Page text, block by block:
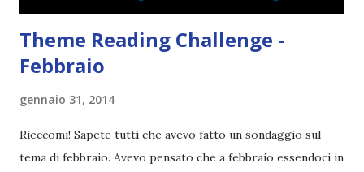
Theme Reading Challenge -
Febbraio
gennaio 31, 2014
Rieccomi! Sapete tutti che avevo fatto un sondaggio sul
tema di febbraio. Avevo pensato che a febbraio essendoci in